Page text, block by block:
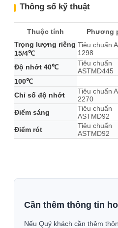
Thông số kỹ thuật
Thuộc tính Phương
Trọng lượng riêng
15/4℃
Tiêu chuẩn
1298
Độ nhớt 40℃
Tiêu chuẩn
ASTMD445
100℃
Chỉ số độ nhớt
Tiêu chuẩn
2270
Điểm sáng
Tiêu chuẩn
ASTMD92
Điểm rót
Tiêu chuẩn
ASTMD92
Cần thêm thông tin
Nếu Quý khách cần thêm